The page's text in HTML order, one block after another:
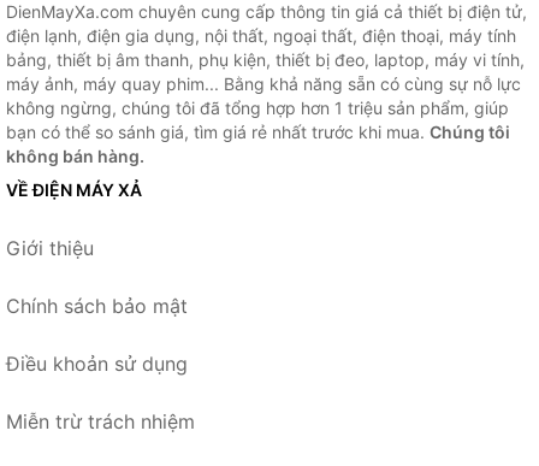
DienMayXa.com chuyên cung cấp thông tin giá cả thiết bị điện tử,
điện lạnh, điện gia dụng, nội thất, ngoại thất, điện thoại, máy tính
bảng, thiết bị âm thanh, phụ kiện, thiết bị đeo, laptop, máy vi tính,
máy ảnh, máy quay phim... Bằng khả năng sẵn có cùng sự nỗ lực
không ngừng, chúng tôi đã tổng hợp hơn 1 triệu sản phẩm, giúp
bạn có thể so sánh giá, tìm giá rẻ nhất trước khi mua. Chúng tôi
không bán hàng.
VỀ ĐIỆN MÁY XẢ
Giới thiệu
Chính sách bảo mật
Điều khoản sử dụng
Miễn trừ trách nhiệm